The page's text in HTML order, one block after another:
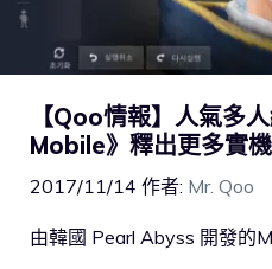
【Qoo情報】人氣多
Mobile》釋出更多實
2017/11/14 作者: Mr. Qoo
由韓國 Pearl Abyss 開發的M